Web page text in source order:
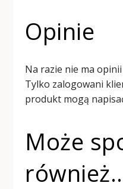
Opinie
Na razie nie ma
Tylko zalogowani
produkt mogą
Może